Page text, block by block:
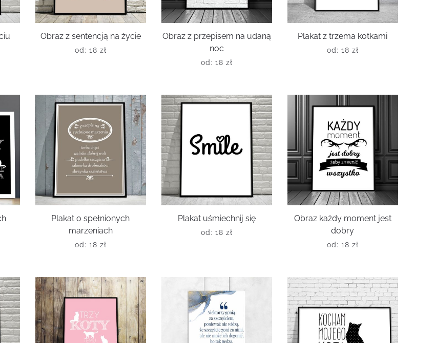
Obraz z sentencją na życie
od: 18 zł
Obraz z przepisem na udaną
noc
od: 18 zł
Plakat z trzema kotkami
od: 18 zł
Plakat o spełnionych
marzeniach
od: 18 zł
Plakat uśmiechnij się
od: 18 zł
Obraz każdy moment jest
dobry
od: 18 zł